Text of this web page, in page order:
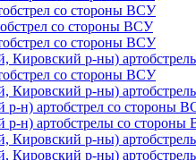
со стороны ВСУ
со стороны ВСУ
со стороны ВСУ
Кировский р-ны)
со стороны ВСУ
Кировский р-ны)
р-н) артобстрел со стороны
р-н) артобстрелы со
Кировский р-ны)
Кировский р-ны)